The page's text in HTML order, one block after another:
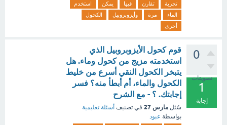
تجربة
تقارن فيها يمكن
استخدم
الماء
مرة وأيزوبروبيل
الكحول
أخرى
0
تصويتات
1
إجابة
قوم كحول الأيزوبروبيل الذي
استخدمته مزيج من كحول وماء. هل
يتبخر الكحول النقي أسرع من خليط
الكحول والماء، أم أبطأ منه؟ فسر
إجابتك. ؟ - مع الشرح
سُئل مارس 27 في تصنيف أسئلة تعليمية
بواسطة عبود